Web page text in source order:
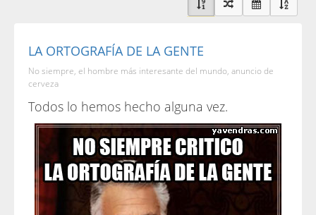
LA ORTOGRAFÍA DE LA GENTE
No siempre, el hombre más interesante del mundo, anuncio de
cerveza
Todos lo hemos hecho alguna vez.